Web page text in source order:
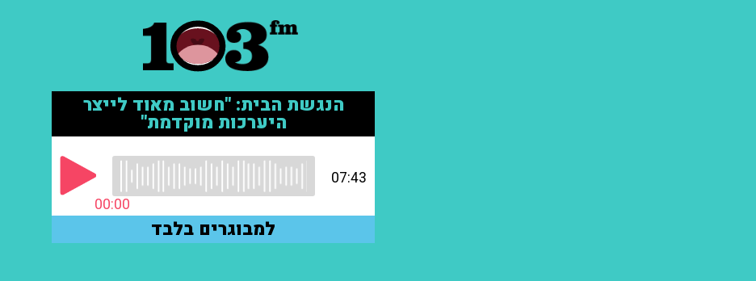
הנגשת הבית: "חשוב מאוד לייצר
היערכות מוקדמת"
00:00
07:43
למבוגרים בלבד